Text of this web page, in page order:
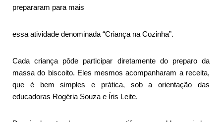
prepararam para mais
essa atividade denominada “Criança na Cozinha”.
Cada criança pôde participar diretamente do preparo da
massa do biscoito. Eles mesmos acompanharam a receita,
que é bem simples e prática, sob a orientação das
educadoras Rogéria Souza e Íris Leite.